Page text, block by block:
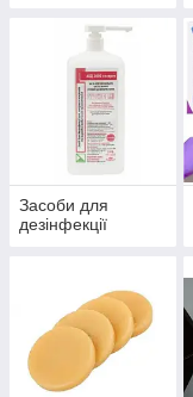
Засоби для
дезінфекції